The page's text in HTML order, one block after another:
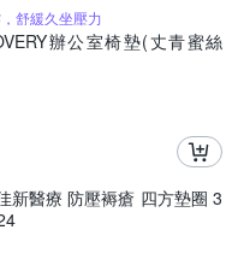
舒緩久坐壓力
辦公室椅墊(丈青蜜絲
新醫療 防壓褥瘡 四方墊圈 3